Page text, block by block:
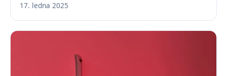
17. ledna 2025